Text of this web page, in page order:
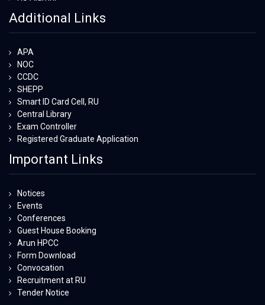
Additional Links
APA
NOC
CCDC
SHEPP
Smart ID Card Cell, RU
Central Library
Exam Controller
Registered Graduate Application
Important Links
Notices
Events
Conferences
Guest House Booking
Arun HPCC
Form Download
Convocation
Recruitment at RU
Tender Notice